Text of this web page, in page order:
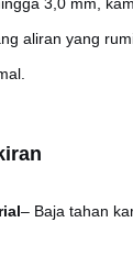
aliran yang
– Baja tahan